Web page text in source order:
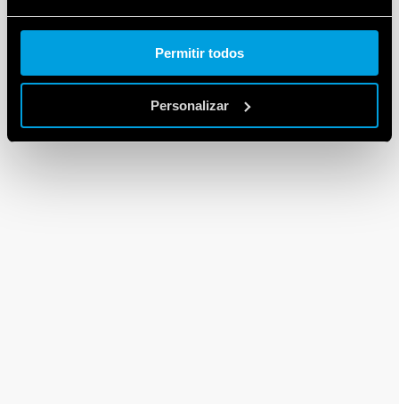
Cookie policy.
Permitir todos
Personalizar